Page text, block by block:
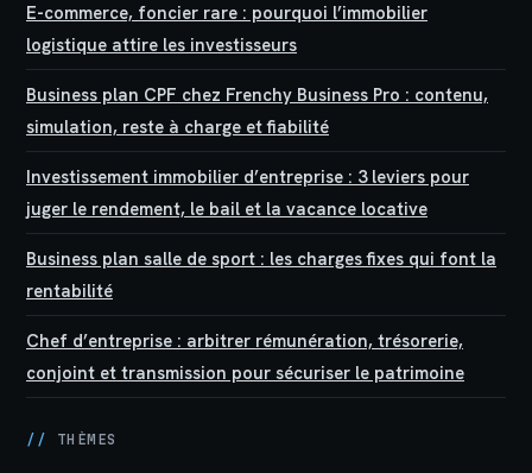
E-commerce, foncier rare : pourquoi l’immobilier
logistique attire les investisseurs
Business plan CPF chez Frenchy Business Pro : contenu,
simulation, reste à charge et fiabilité
Investissement immobilier d’entreprise : 3 leviers pour
juger le rendement, le bail et la vacance locative
Business plan salle de sport : les charges fixes qui font la
rentabilité
Chef d’entreprise : arbitrer rémunération, trésorerie,
conjoint et transmission pour sécuriser le patrimoine
// THÈMES